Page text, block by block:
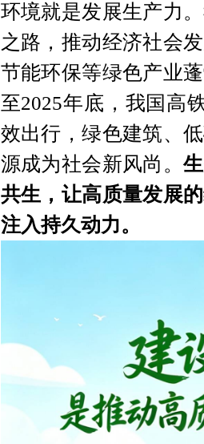
环境就是发展生产力
之路，推动经济社会
节能环保等绿色产业
至2025年底，我国高
效出行，绿色建筑、
源成为社会新风尚。
共生，让高质量发展
注入持久动力。